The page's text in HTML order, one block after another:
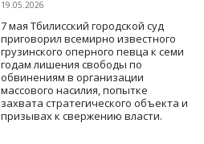
19.05.2026
7 мая Тбилисский городской суд
приговорил всемирно известного
грузинского оперного певца к семи
годам лишения свободы по
обвинениям в организации
массового насилия, попытке
захвата стратегического объекта и
призывах к свержению власти.